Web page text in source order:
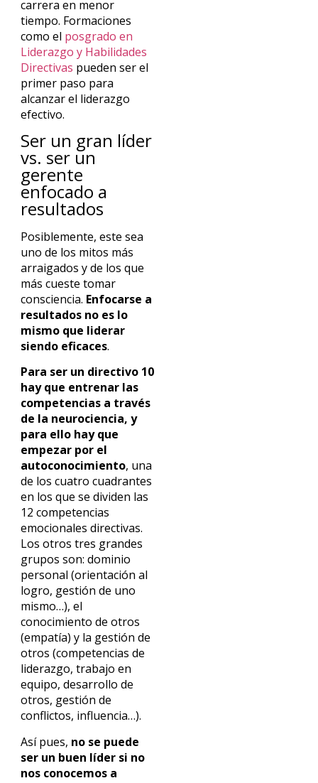
carrera en menor
tiempo. Formaciones
como el posgrado en
Liderazgo y Habilidades
Directivas pueden ser el
primer paso para
alcanzar el liderazgo
efectivo.
Ser un gran líder
vs. ser un
gerente
enfocado a
resultados
Posiblemente, este sea
uno de los mitos más
arraigados y de los que
más cueste tomar
consciencia. Enfocarse a
resultados no es lo
mismo que liderar
siendo eficaces.
Para ser un directivo 10
hay que entrenar las
competencias a través
de la neurociencia, y
para ello hay que
empezar por el
autoconocimiento, una
de los cuatro cuadrantes
en los que se dividen las
12 competencias
emocionales directivas.
Los otros tres grandes
grupos son: dominio
personal (orientación al
logro, gestión de uno
mismo…), el
conocimiento de otros
(empatía) y la gestión de
otros (competencias de
liderazgo, trabajo en
equipo, desarrollo de
otros, gestión de
conflictos, influencia…).
Así pues, no se puede
ser un buen líder si no
nos conocemos a